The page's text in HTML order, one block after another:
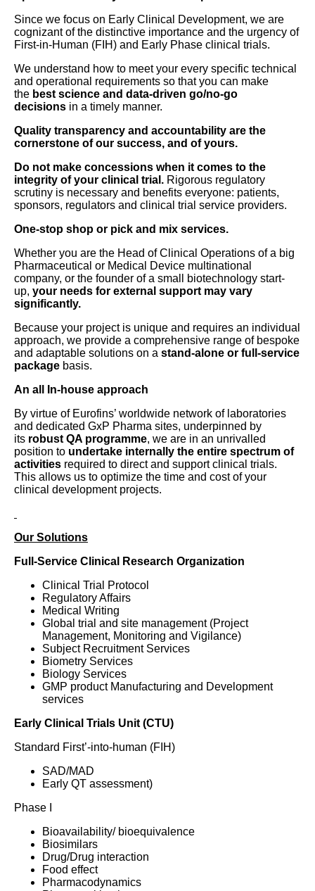
Since we focus on Early Clinical Development, we are
cognizant of the distinctive importance and the urgency of
First-in-Human (FIH) and Early Phase clinical trials.
We understand how to meet your every specific technical
and operational requirements so that you can make
the best science and data-driven go/no-go
decisions in a timely manner.
Quality transparency and accountability are the
cornerstone of our success, and of yours.
Do not make concessions when it comes to the
integrity of your clinical trial. Rigorous regulatory
scrutiny is necessary and benefits everyone: patients,
sponsors, regulators and clinical trial service providers.
One-stop shop or pick and mix services.
Whether you are the Head of Clinical Operations of a big
Pharmaceutical or Medical Device multinational
company, or the founder of a small biotechnology start-
up, your needs for external support may vary
significantly.
Because your project is unique and requires an individual
approach, we provide a comprehensive range of bespoke
and adaptable solutions on a stand-alone or full-service
package basis.
An all In-house approach
By virtue of Eurofins’ worldwide network of laboratories
and dedicated GxP Pharma sites, underpinned by
its robust QA programme, we are in an unrivalled
position to undertake internally the entire spectrum of
activities required to direct and support clinical trials.
This allows us to optimize the time and cost of your
clinical development projects.
Our Solutions
Full-Service Clinical Research Organization
Clinical Trial Protocol
Regulatory Affairs
Medical Writing
Global trial and site management (Project
Management, Monitoring and Vigilance)
Subject Recruitment Services
Biometry Services
Biology Services
GMP product Manufacturing and Development
services
Early Clinical Trials Unit (CTU)
Standard First’-into-human (FIH)
SAD/MAD
Early QT assessment)
Phase I
Bioavailability/ bioequivalence
Biosimilars
Drug/Drug interaction
Food effect
Pharmacodynamics